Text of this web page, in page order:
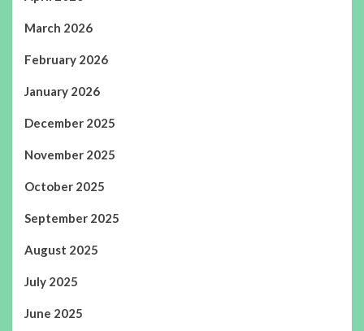
March 2026
February 2026
January 2026
December 2025
November 2025
October 2025
September 2025
August 2025
July 2025
June 2025